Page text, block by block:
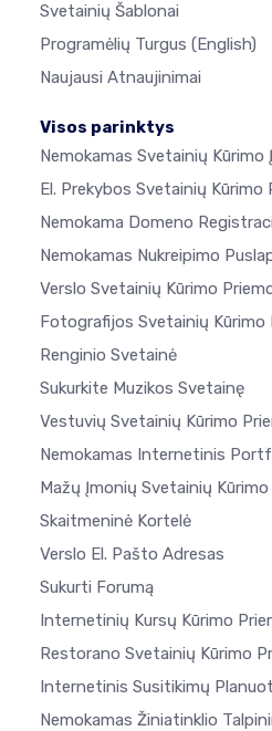
Svetainių Šablonai
Programėlių Turgus (English)
Naujausi Atnaujinimai
Visos parinktys
Nemokamas Svetainių Kūrimo
El. Prekybos Svetainių Kūrimo
Nemokama Domeno
Nemokamas Nukreipimo
Verslo Svetainių Kūrimo
Fotografijos Svetainių Kūrimo
Renginio Svetainė
Sukurkite Muzikos Svetainę
Vestuvių Svetainių Kūrimo
Nemokamas Internetinis
Mažų Įmonių Svetainių
Skaitmeninė Kortelė
Verslo El. Pašto Adresas
Sukurti Forumą
Internetinių Kursų Kūrimo
Restorano Svetainių Kūrimo
Internetinis Susitikimų
Nemokamas Žiniatinklio